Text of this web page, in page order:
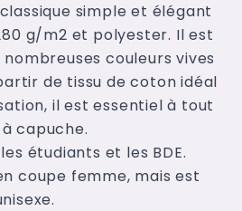
simple et élégant
g/m2 et polyester. Il est
couleurs vives
de tissu de coton idéal
il est essentiel à tout
capuche.
étudiants et les BDE.
coupe femme, mais est